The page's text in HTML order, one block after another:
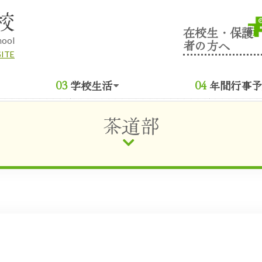
在校生・保護
者の方へ
学校生活 年間行事
茶道部